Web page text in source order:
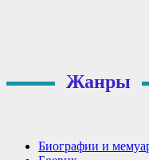
Жанры
Биографии и